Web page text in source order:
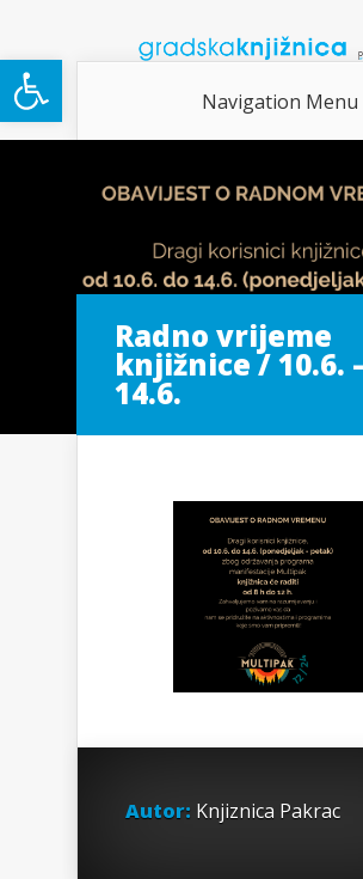
Open toolbar
Navigation Menu
Radno vrijeme
knjižnice / 10.6.
14.6.
Autor: Knjiznica Pakrac